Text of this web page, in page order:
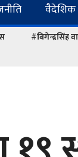
वैदेशिक
#बिगेन्द्रसिंह